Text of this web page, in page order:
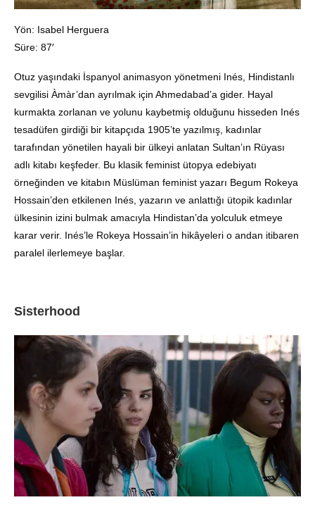
Yön: Isabel Herguera
Süre: 87′
Otuz yaşındaki İspanyol animasyon yönetmeni Inés, Hindistanlı
sevgilisi Àmàr’dan ayrılmak için Ahmedabad’a gider. Hayal
kurmakta zorlanan ve yolunu kaybetmiş olduğunu hisseden Inés
tesadüfen girdiği bir kitapçıda 1905’te yazılmış, kadınlar
tarafından yönetilen hayali bir ülkeyi anlatan Sultan’ın Rüyası
adlı kitabı keşfeder. Bu klasik feminist ütopya edebiyatı
örneğinden ve kitabın Müslüman feminist yazarı Begum Rokeya
Hossain’den etkilenen Inés, yazarın ve anlattığı ütopik kadınlar
ülkesinin izini bulmak amacıyla Hindistan’da yolculuk etmeye
karar verir. Inés’le Rokeya Hossain’in hikâyeleri o andan itibaren
paralel ilerlemeye başlar.
Sisterhood